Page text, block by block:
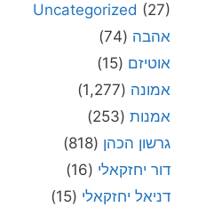
Uncategorized (27)
אהבה (74)
אוטיזם (15)
אמונה (1,277)
אמנות (253)
גרשון הכהן (818)
דור יחזקאלי (16)
דניאל יחזקאלי (15)